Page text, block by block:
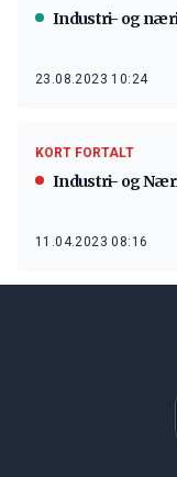
Industri- og
23.08.2023 10:24
KORT FORTALT
Industri- og
11.04.2023 08:16